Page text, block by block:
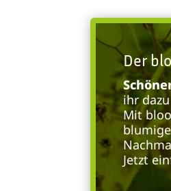
Der
ihr
Mit
Jetzt